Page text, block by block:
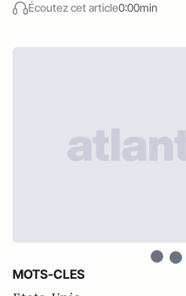
Écoutez cet article0:00min
MOTS-CLES